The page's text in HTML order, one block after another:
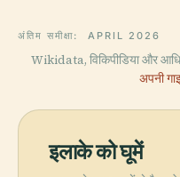
अंतिम समीक्षा: APRIL 2026
Wikidata, विकिपीडिया और
अपनी
इलाके को घूमें